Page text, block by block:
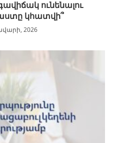
ունենալու
կհատվի՞
2026